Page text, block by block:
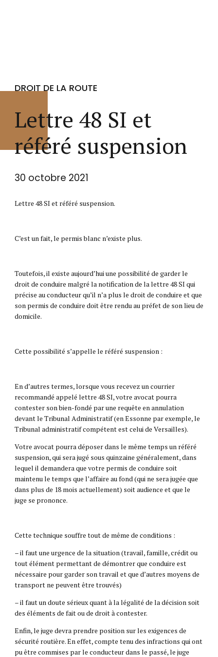
DROIT DE LA ROUTE
Lettre 48 SI et
référé suspension
30 octobre 2021
Lettre 48 SI et référé suspension.
C’est un fait, le permis blanc n’existe plus.
Toutefois, il existe aujourd’hui une possibilité de garder le
droit de conduire malgré la notification de la lettre 48 SI qui
précise au conducteur qu’il n’a plus le droit de conduire et que
son permis de conduire doit être rendu au préfet de son lieu de
domicile.
Cette possibilité s’appelle le référé suspension :
En d’autres termes, lorsque vous recevez un courrier
recommandé appelé lettre 48 SI, votre avocat pourra
contester son bien-fondé par une requête en annulation
devant le Tribunal Administratif (en Essonne par exemple, le
Tribunal administratif compétent est celui de Versailles).
Votre avocat pourra déposer dans le même temps un référé
suspension, qui sera jugé sous quinzaine généralement, dans
lequel il demandera que votre permis de conduire soit
maintenu le temps que l’affaire au fond (qui ne sera jugée que
dans plus de 18 mois actuellement) soit audience et que le
juge se prononce.
Cette technique souffre tout de même de conditions :
– il faut une urgence de la situation (travail, famille, crédit ou
tout élément permettant de démontrer que conduire est
nécessaire pour garder son travail et que d’autres moyens de
transport ne peuvent être trouvés)
– il faut un doute sérieux quant à la légalité de la décision soit
des éléments de fait ou de droit à contester.
Enfin, le juge devra prendre position sur les exigences de
sécurité routière. En effet, compte tenu des infractions qui ont
pu être commises par le conducteur dans le passé, le juge